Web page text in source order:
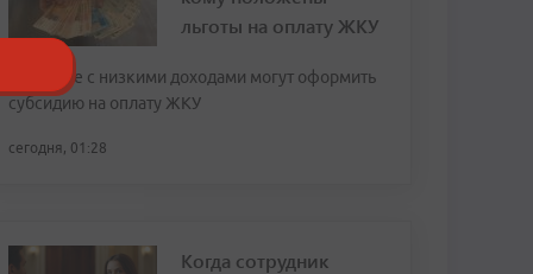
льготы на оплату ЖКУ
Граждане с низкими доходами могут оформить
субсидию на оплату ЖКУ
сегодня, 01:28
Когда сотрудник